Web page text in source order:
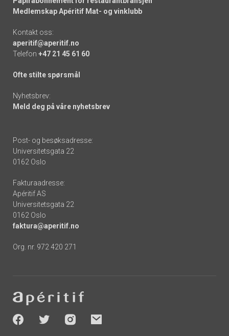
Medlemskap Apéritif Mat- og vinklubb
Kontakt oss:
aperitif@aperitif.no
Telefon +47 21 45 61 60
Ofte stilte spørsmål
Nyhetsbrev:
Meld deg på våre nyhetsbrev
Post- og besøksadresse:
Universitetsgata 22
0162 Oslo
Fakturaadresse:
Apéritif AS
Universitetsgata 22
0162 Oslo
faktura@aperitif.no
Org. nr. 972 420 271
-
socials